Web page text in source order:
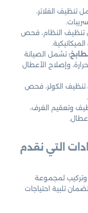
تنظيف الفلاتر،
النظام، فحص
تشمل الصيانة
وإصلاح الأعطال
الكولر، فحص
وتعقيم الغرف،
التي نقدم
لمجموعة
تلبية احتياجات